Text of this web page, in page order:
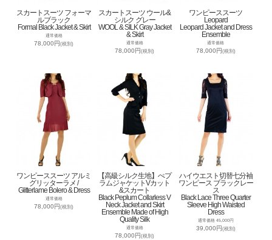
スカートスーツ フォーマ
ルブラック
Formal Black Jacket & Skirt
通常価格
78,000円(税別)
スカートスーツ ウール&
シルク グレー
WOOL & SILK Gray Jacket
& Skirt
通常価格
78,000円(税別)
ワンピーススーツ
Leopard
Leopard Jacket and Dress
Ensemble
通常価格
78,000円(税別)
ワンピーススーツ アルミ
グリッターラメ /
Glitterlame Bolero & Dress
通常価格
78,000円(税別)
【高級シルク生地】ぺプ
ラムジャケットVカット
&スカート
Black Peplum Collarless V
Neck Jacket and Skirt
Ensemble Made of High
Quality Silk
通常価格
78,000円(税別)
ハイウエスト切替七分袖
ワンピース ブラックレー
ス
Black Lace Three Quarter
Sleeve High Waisted
Dress
通常価格 45,000円
39,000円(税別)